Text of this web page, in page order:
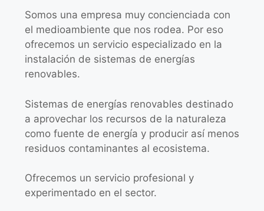
Somos una empresa muy concienciada con
el medioambiente que nos rodea. Por eso
ofrecemos un servicio especializado en la
instalación de sistemas de energías
renovables.
Sistemas de energías renovables destinado
a aprovechar los recursos de la naturaleza
como fuente de energía y producir así menos
residuos contaminantes al ecosistema.
Ofrecemos un servicio profesional y
experimentado en el sector.